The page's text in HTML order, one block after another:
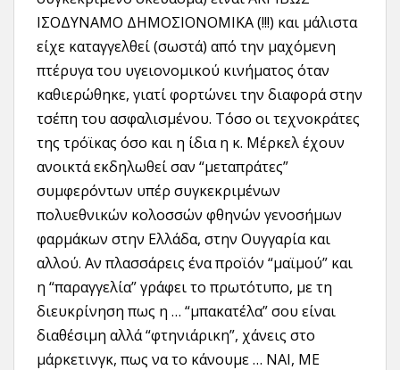
ΙΣΟΔΥΝΑΜΟ ΔΗΜΟΣΙΟΝΟΜΙΚΑ (!!!) και μάλιστα
είχε καταγγελθεί (σωστά) από την μαχόμενη
πτέρυγα του υγειονομικού κινήματος όταν
καθιερώθηκε, γιατί φορτώνει την διαφορά στην
τσέπη του ασφαλισμένου. Τόσο οι τεχνοκράτες
της τρόϊκας όσο και η ίδια η κ. Μέρκελ έχουν
ανοικτά εκδηλωθεί σαν “μεταπράτες”
συμφερόντων υπέρ συγκεκριμένων
πολυεθνικών κολοσσών φθηνών γενοσήμων
φαρμάκων στην Ελλάδα, στην Ουγγαρία και
αλλού. Αν πλασσάρεις ένα προϊόν “μαϊμού” και
η “παραγγελία” γράφει το πρωτότυπο, με τη
διευκρίνηση πως η … “μπακατέλα” σου είναι
διαθέσιμη αλλά “φτηνιάρικη”, χάνεις στο
μάρκετινγκ, πως να το κάνουμε … ΝΑΙ, ΜΕ